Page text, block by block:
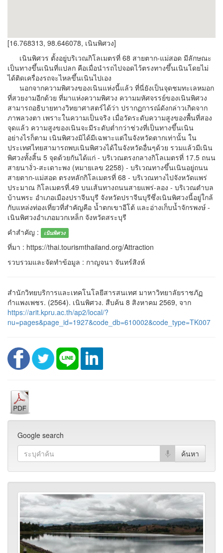
[16.768313, 98.646078, เนินพิศวง]
เนินพิศวร ตั้งอยู่บริเวณกิโลเมตรที่ 68 สายตาก-แม่สอด มีลักษณะ
เป็นทางขึ้นเนินที่แปลก คือเมื่อนำรถไปจอดไว้ตรงทางขึ้นเนินโดยไม่
ได้ติดเครื่องรถจะไหลขึ้นเนินไปเอง
นอกจากความพิศวงของเนินแห่งนี้แล้ว ที่นี่ยังเป็นจุดชมทะเลหมอก
ที่สวยงามอีกด้วย ที่มาแห่งความพิศวง ความมหัศจรรย์ของเนินพิศวง
สามารถอธิบายทางวิทยาศาสตร์ได้ว่า ปรากฏการณ์ดังกล่าวเกิดจาก
ภาพลวงตา เพราะในความเป็นจริง เมื่อวัดระดับความสูงของพื้นที่สอง
จุดแล้ว ความสูงของเนินจะมีระดับต่ำกว่าช่วงที่เป็นทางขึ้นเนิน
อย่างไรก็ตาม เนินพิศวงมิได้มีเฉพาะแต่ในจังหวัดตากเท่านั้น ใน
ประเทศไทยสามารถพบเนินพิศวงได้ในจังหวัดอื่นๆด้วย รวมแล้วมีเนิน
พิศวงทั้งสิ้น 5 จุดด้วยกันได้แก่ - บริเวณตรงกลางกิโลเมตรที่ 17.5 ถนน
สายนางั่ว-สะเดาะพง (หมายเลข 2258) - บริเวณทางขึ้นเนินอยู่ถนน
สายตาก-แม่สอด ตรงหลักกิโลเมตรที่ 68 - บริเวณทางไปจังหวัดแพร่
ประมาณ กิโลเมตรที่.49 บนเส้นทางถนนสายแพร่-ลอง - บริเวณตำบล
บ้านพระ อำเภอเมืองปราจีนบุรี จังหวัดปราจีนบุรีซึ่งเนินพิศวงนี้อยู่ใกล้
กับแหล่งท่องเที่ยวที่สำคัญคือ น้ำตกเขาอีโต้ และอ่างเก็บน้ำจักรพงษ์ -
เนินพิศวงอำเภอมวกเหล็ก จังหวัดสระบุรี
คำสำคัญ :
เนินพิศวง
ที่มา : https://thai.tourismthailand.org/Attraction
รวบรวมและจัดทำข้อมูล : กาญจนา จันทร์สิงห์
สำนักวิทยบริการและเทคโนโลยีสารสนเทศ มาหาวิทยาลัยราชภัฏ
กำแพงเพชร. (2564). เนินพิศวง. สืบค้น 8 สิงหาคม 2569, จาก
https://arit.kpru.ac.th/ap2/local/?
nu=pages&page_id=1927&code_db=610002&code_type=TK007
Google search